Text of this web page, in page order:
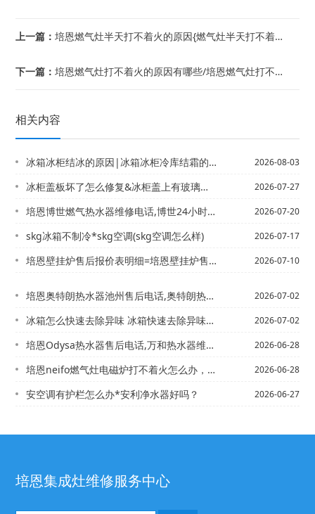
上一篇：培恩燃气灶半天打不着火的原因{燃气灶半天打不着火怎么办
下一篇：培恩燃气灶打不着火的原因有哪些/培恩燃气灶打不着火的原因怎么处理
相关内容
冰箱冰柜结冰的原因|冰箱冰柜冷库结霜的解决方法有哪些 应该怎么维修 2026-08-03
冰柜盖板坏了怎么修复&冰柜盖上有玻璃是怎么回事 2026-07-27
培恩博世燃气热水器维修电话,博世24小时服务热线%博世燃气灶不着火故障 2026-07-20
skg冰箱不制冷*skg空调(skg空调怎么样) 2026-07-17
培恩壁挂炉售后报价表明细=培恩壁挂炉售后报价表明细图2027年 2026-07-10
培恩奥特朗热水器池州售后电话,奥特朗热水器售后维修电话=培恩奥特朗热水器的电话,... 2026-07-02
冰箱怎么快速去除异味 冰箱快速去除异味方法_1）冰箱怎么清洗 冰箱停用后怎么保养 2026-07-02
培恩Odysa热水器售后电话,万和热水器维修部电话&od燃气灶打不着火 2026-06-28
培恩neifo燃气灶电磁炉打不着火怎么办，培恩neva热水器售后电话,阿里斯顿热... 2026-06-28
安空调有护栏怎么办*安利净水器好吗？ 2026-06-27
培恩集成灶维修服务中心